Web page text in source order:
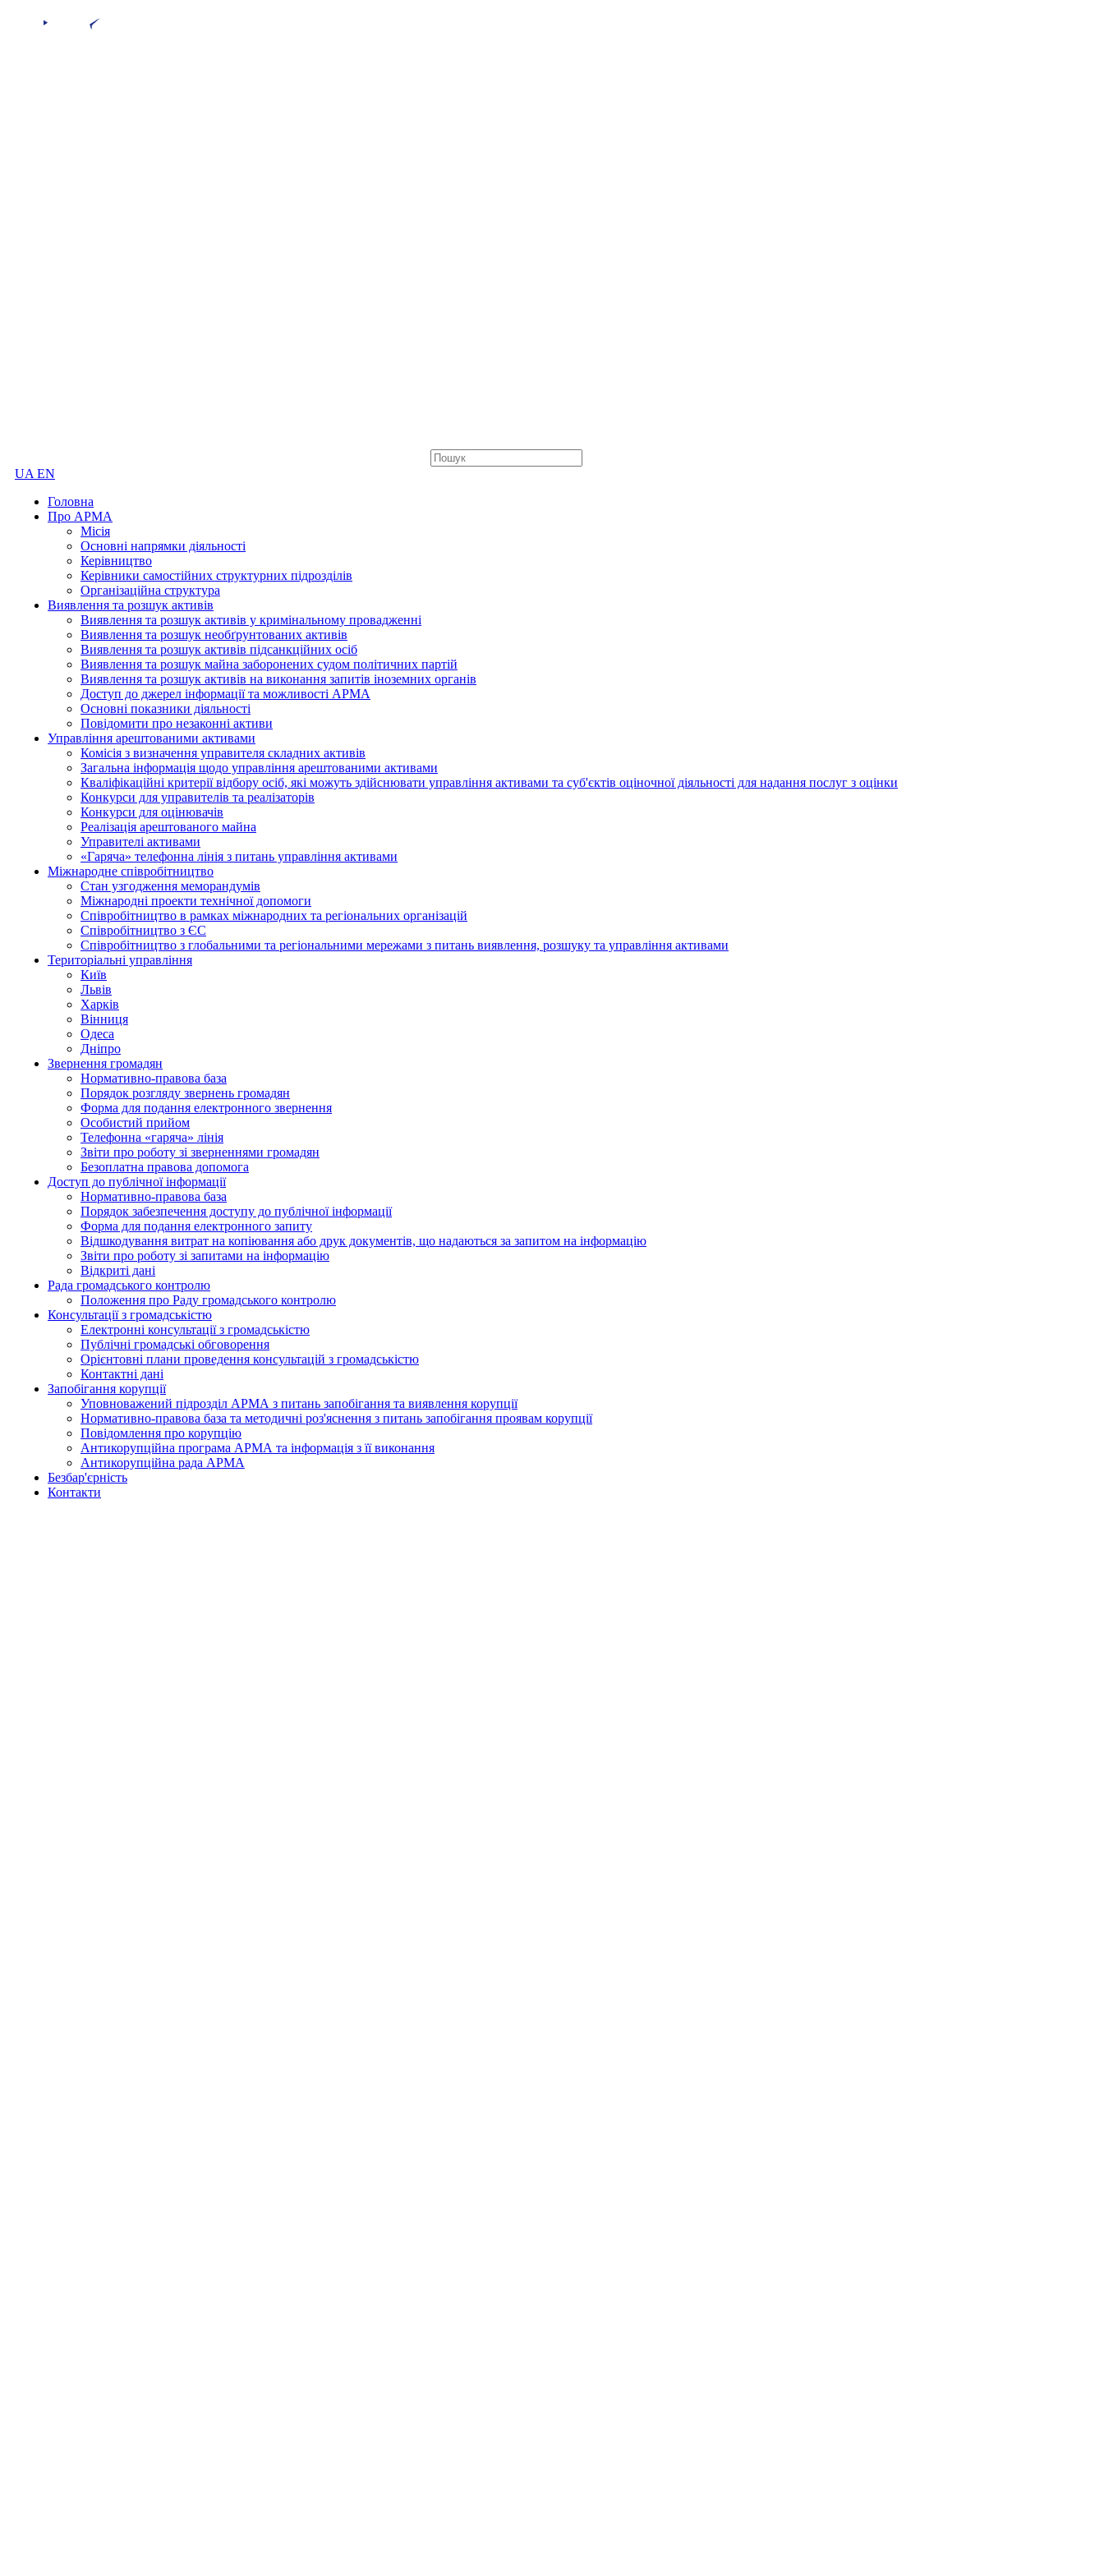
UA EN
Головна
Про АРМА
Місія
Основні напрямки діяльності
Керівництво
Керівники самостійних структурних підрозділів
Організаційна структура
Виявлення та розшук активів
Виявлення та розшук активів у кримінальному провадженні
Виявлення та розшук необґрунтованих активів
Виявлення та розшук активів підсанкційних осіб
Виявлення та розшук майна заборонених судом політичних партій
Виявлення та розшук активів на виконання запитів іноземних органів
Доступ до джерел інформації та можливості АРМА
Основні показники діяльності
Повідомити про незаконні активи
Управління арештованими активами
Комісія з визначення управителя складних активів
Загальна інформація щодо управління арештованими активами
Кваліфікаційні критерії відбору осіб, які можуть здiйснювати управління активами та суб'єктів оціночної діяльності для надання послуг з оцінки
Конкурси для управителів та реалізаторів
Конкурси для оцінювачів
Реалізація арештованого майна
Управителі активами
«Гаряча» телефонна лінія з питань управління активами
Міжнародне співробітництво
Стан узгодження меморандумів
Міжнародні проекти технічної допомоги
Співробітництво в рамках міжнародних та регіональних організацій
Співробітництво з ЄС
Співробітництво з глобальними та регіональними мережами з питань виявлення, розшуку та управління активами
Територіальні управління
Київ
Львів
Харків
Вінниця
Одеса
Дніпро
Звернення громадян
Нормативно-правова база
Порядок розгляду звернень громадян
Форма для подання електронного звернення
Особистий прийом
Телефонна «гаряча» лінія
Звіти про роботу зі зверненнями громадян
Безоплатна правова допомога
Доступ до публічної інформації
Нормативно-правова база
Порядок забезпечення доступу до публічної інформації
Форма для подання електронного запиту
Відшкодування витрат на копіювання або друк документів, що надаються за запитом на інформацію
Звіти про роботу зі запитами на інформацію
Відкриті дані
Рада громадського контролю
Положення про Раду громадського контролю
Консультації з громадськістю
Електронні консультації з громадськістю
Публічні громадські обговорення
Орієнтовні плани проведення консультацій з громадськістю
Контактні дані
Запобігання корупції
Уповноважений підрозділ АРМА з питань запобігання та виявлення корупції
Нормативно-правова база та методичні роз'яснення з питань запобігання проявам корупції
Повідомлення про корупцію
Антикорупційна програма АРМА та інформація з її виконання
Антикорупційна рада АРМА
Безбар'єрність
Контакти